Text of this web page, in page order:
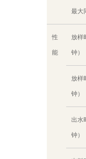
最大
性
能
放样
钟）
放样
钟）
出水
钟）